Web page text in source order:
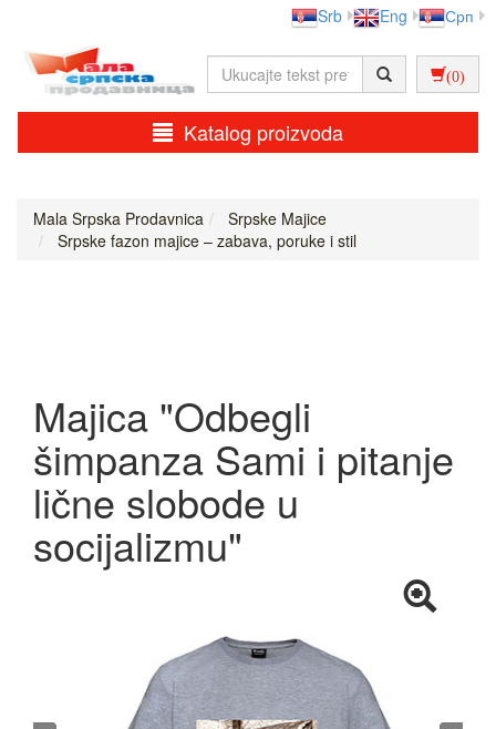
Srb Eng Срп
(0)
Katalog proizvoda
Mala Srpska Prodavnica
Srpske Majice
Srpske fazon majice – zabava, poruke i stil
Majica "Odbegli
šimpanza Sami i pitanje
lične slobode u
socijalizmu"